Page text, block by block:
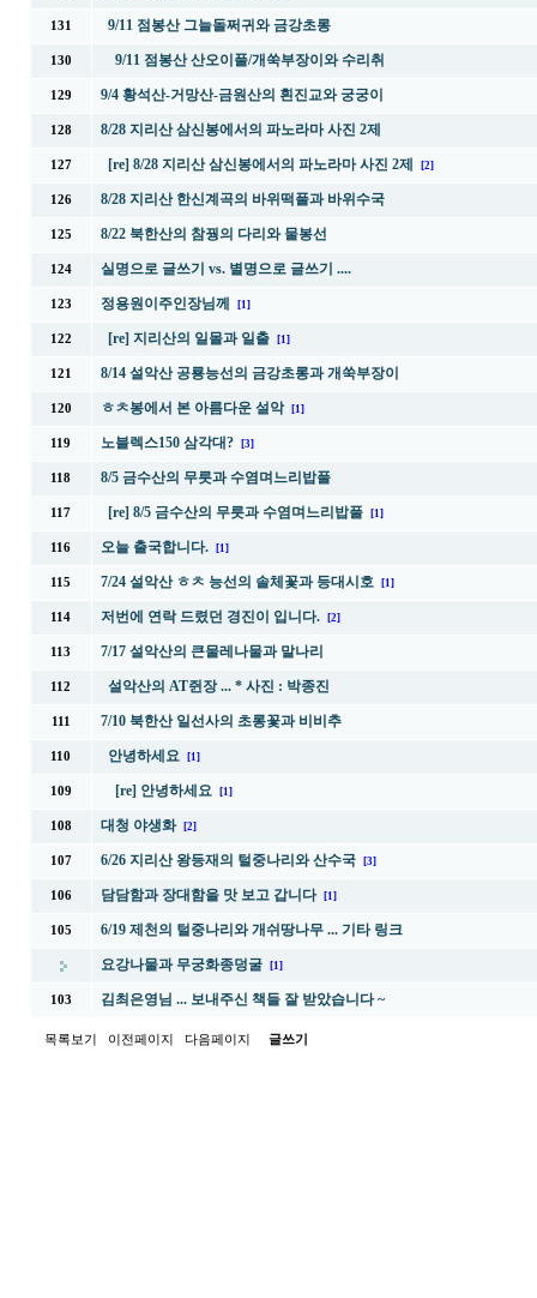
131 9/11 점봉산 그늘돌쩌귀와 금강초롱
130 9/11 점봉산 산오이풀/개쑥부장이와 수리취
129 9/4 황석산-거망산-금원산의 흰진교와 궁궁이
128 8/28 지리산 삼신봉에서의 파노라마 사진 2제
127 [re] 8/28 지리산 삼신봉에서의 파노라마 사진 2제 [2]
126 8/28 지리산 한신계곡의 바위떡풀과 바위수국
125 8/22 북한산의 참꿩의 다리와 물봉선
124 실명으로 글쓰기 vs. 별명으로 글쓰기 ....
123 정용원이주인장님께 [1]
122 [re] 지리산의 일몰과 일출 [1]
121 8/14 설악산 공룡능선의 금강초롱과 개쑥부장이
120 ㅎㅊ봉에서 본 아름다운 설악 [1]
119 노블렉스150 삼각대? [3]
118 8/5 금수산의 무릇과 수염며느리밥풀
117 [re] 8/5 금수산의 무릇과 수염며느리밥풀 [1]
116 오늘 출국합니다. [1]
115 7/24 설악산 ㅎㅊ 능선의 솔체꽃과 등대시호 [1]
114 저번에 연락 드렸던 경진이 입니다. [2]
113 7/17 설악산의 큰물레나물과 말나리
112 설악산의 AT쥔장 ... * 사진 : 박종진
111 7/10 북한산 일선사의 초롱꽃과 비비추
110 안녕하세요 [1]
109 [re] 안녕하세요 [1]
108 대청 야생화 [2]
107 6/26 지리산 왕등재의 털중나리와 산수국 [3]
106 담담함과 장대함을 맛 보고 갑니다 [1]
105 6/19 제천의 털중나리와 개쉬땅나무 ... 기타 링크
요강나물과 무궁화종덩굴 [1]
103 김최은영님 ... 보내주신 책들 잘 받았습니다 ~
목록보기 이전페이지 다음페이지 글쓰기